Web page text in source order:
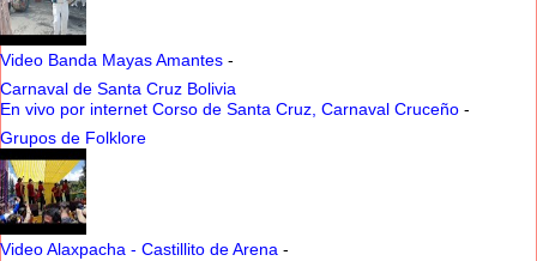
Video Banda Mayas Amantes -
Carnaval de Santa Cruz Bolivia
En vivo por internet Corso de Santa Cruz, Carnaval Cruceño -
Grupos de Folklore
Video Alaxpacha - Castillito de Arena -